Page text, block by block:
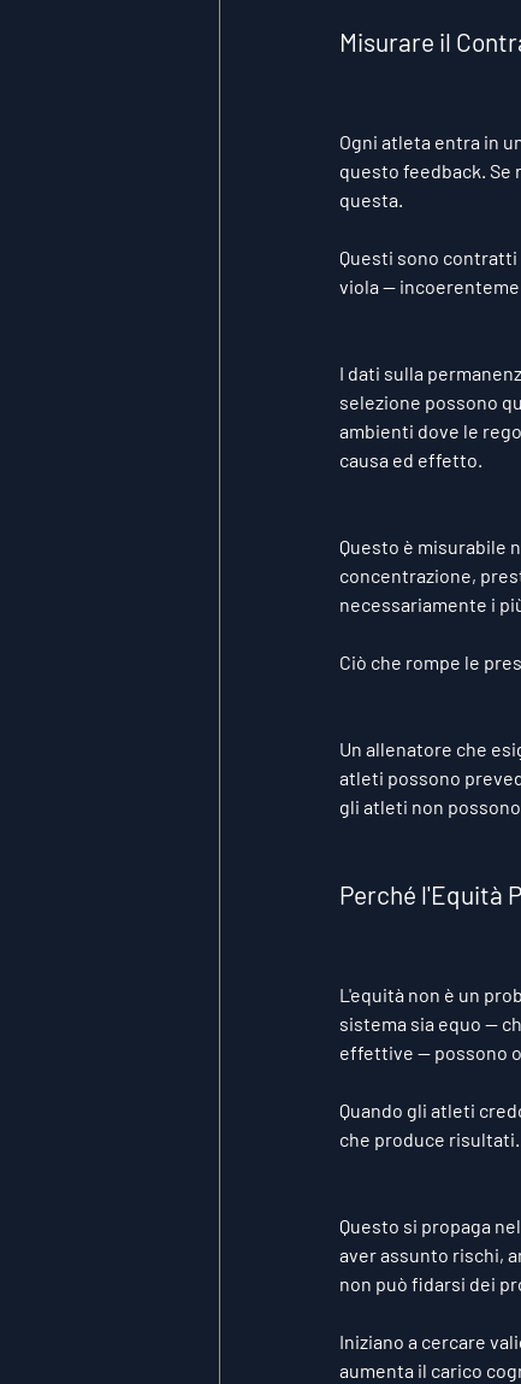
Misurare il
Ogni atleta entra in
questo feedback. Se
questa.
Questi sono
viola —
I dati sulla
selezione possono
ambienti dove le
causa ed effetto.
Questo è misurabile
concentrazione,
necessariamente i
Ciò che rompe le
Un allenatore che
atleti possono
gli atleti non
Perché l'Equità
L'equità non è un
sistema sia equo —
effettive — possono
Quando gli atleti
che produce risultati.
Questo si propaga
aver assunto rischi,
non può fidarsi dei
Iniziano a cercare
aumenta il carico